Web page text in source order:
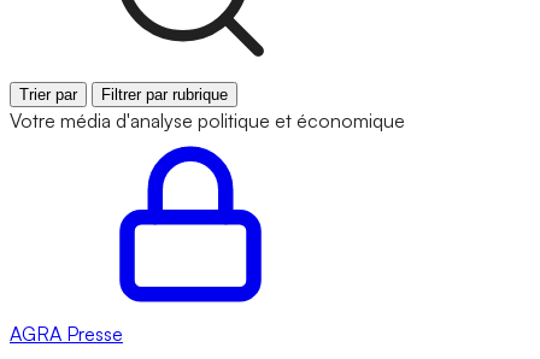
Trier par Filtrer par rubrique
Votre média d'analyse politique et économique
AGRA Presse